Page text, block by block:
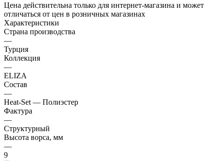
Цена действительна только для интернет-магазина и может
отличаться от цен в розничных магазинах
Характеристики
Страна производства
—
Турция
Коллекция
—
ELIZA
Состав
—
Heat-Set — Полиэстер
Фактура
—
Структурный
Высота ворса, мм
—
9